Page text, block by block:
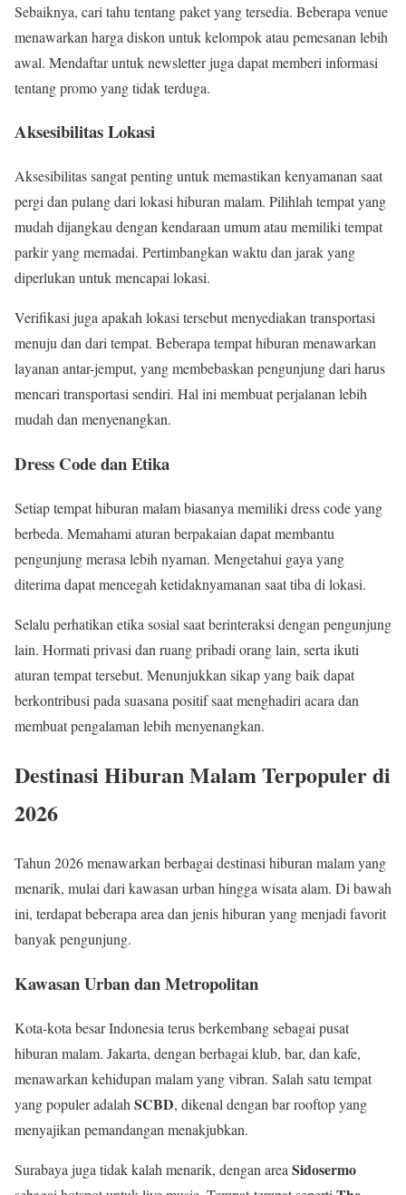
Sebaiknya, cari tahu tentang paket yang tersedia. Beberapa venue
menawarkan harga diskon untuk kelompok atau pemesanan lebih
awal. Mendaftar untuk newsletter juga dapat memberi informasi
tentang promo yang tidak terduga.
Aksesibilitas Lokasi
Aksesibilitas sangat penting untuk memastikan kenyamanan saat
pergi dan pulang dari lokasi hiburan malam. Pilihlah tempat yang
mudah dijangkau dengan kendaraan umum atau memiliki tempat
parkir yang memadai. Pertimbangkan waktu dan jarak yang
diperlukan untuk mencapai lokasi.
Verifikasi juga apakah lokasi tersebut menyediakan transportasi
menuju dan dari tempat. Beberapa tempat hiburan menawarkan
layanan antar-jemput, yang membebaskan pengunjung dari harus
mencari transportasi sendiri. Hal ini membuat perjalanan lebih
mudah dan menyenangkan.
Dress Code dan Etika
Setiap tempat hiburan malam biasanya memiliki dress code yang
berbeda. Memahami aturan berpakaian dapat membantu
pengunjung merasa lebih nyaman. Mengetahui gaya yang
diterima dapat mencegah ketidaknyamanan saat tiba di lokasi.
Selalu perhatikan etika sosial saat berinteraksi dengan pengunjung
lain. Hormati privasi dan ruang pribadi orang lain, serta ikuti
aturan tempat tersebut. Menunjukkan sikap yang baik dapat
berkontribusi pada suasana positif saat menghadiri acara dan
membuat pengalaman lebih menyenangkan.
Destinasi Hiburan Malam Terpopuler di
2026
Tahun 2026 menawarkan berbagai destinasi hiburan malam yang
menarik, mulai dari kawasan urban hingga wisata alam. Di bawah
ini, terdapat beberapa area dan jenis hiburan yang menjadi favorit
banyak pengunjung.
Kawasan Urban dan Metropolitan
Kota-kota besar Indonesia terus berkembang sebagai pusat
hiburan malam. Jakarta, dengan berbagai klub, bar, dan kafe,
menawarkan kehidupan malam yang vibran. Salah satu tempat
yang populer adalah SCBD, dikenal dengan bar rooftop yang
menyajikan pemandangan menakjubkan.
Surabaya juga tidak kalah menarik, dengan area Sidosermo